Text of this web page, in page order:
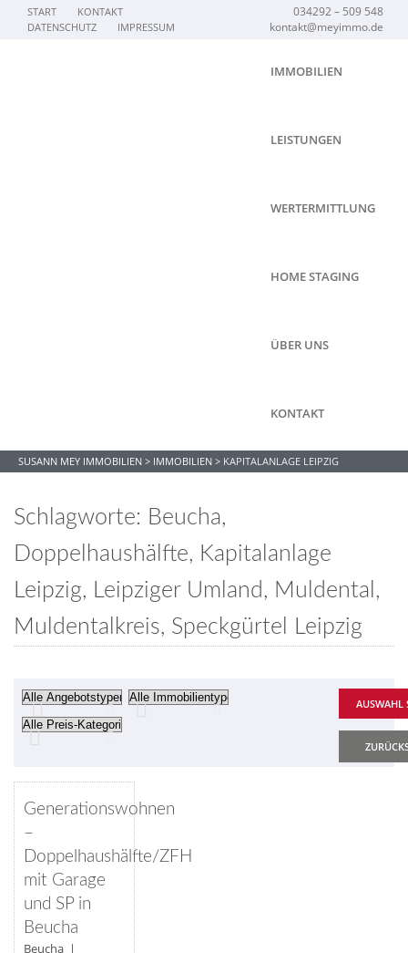
START
KONTAKT
DATENSCHUTZ
IMPRESSUM
034292 – 509 548
kontakt@meyimmo.de
IMMOBILIEN
LEISTUNGEN
WERTERMITTLUNG
HOME STAGING
ÜBER UNS
KONTAKT
SUSANN MEY IMMOBILIEN > IMMOBILIEN > KAPITALANLAGE LEIPZIG
Schlagworte: Beucha,
Doppelhaushälfte, Kapitalanlage
Leipzig, Leipziger Umland, Muldental,
Muldentalkreis, Speckgürtel Leipzig
Generationswohnen
–
Doppelhaushälfte/ZFH
mit Garage
und SP in
Beucha
Beucha |